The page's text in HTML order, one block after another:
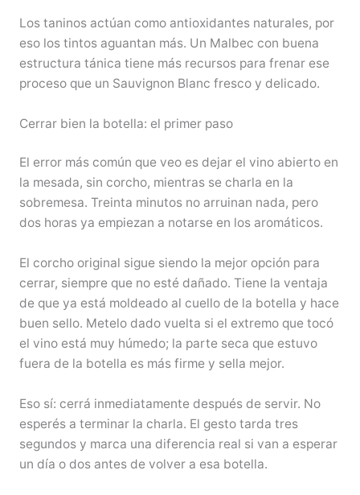
Los taninos actúan como antioxidantes naturales, por
eso los tintos aguantan más. Un Malbec con buena
estructura tánica tiene más recursos para frenar ese
proceso que un Sauvignon Blanc fresco y delicado.
Cerrar bien la botella: el primer paso
El error más común que veo es dejar el vino abierto en
la mesada, sin corcho, mientras se charla en la
sobremesa. Treinta minutos no arruinan nada, pero
dos horas ya empiezan a notarse en los aromáticos.
El corcho original sigue siendo la mejor opción para
cerrar, siempre que no esté dañado. Tiene la ventaja
de que ya está moldeado al cuello de la botella y hace
buen sello. Metelo dado vuelta si el extremo que tocó
el vino está muy húmedo; la parte seca que estuvo
fuera de la botella es más firme y sella mejor.
Eso sí: cerrá inmediatamente después de servir. No
esperés a terminar la charla. El gesto tarda tres
segundos y marca una diferencia real si van a esperar
un día o dos antes de volver a esa botella.